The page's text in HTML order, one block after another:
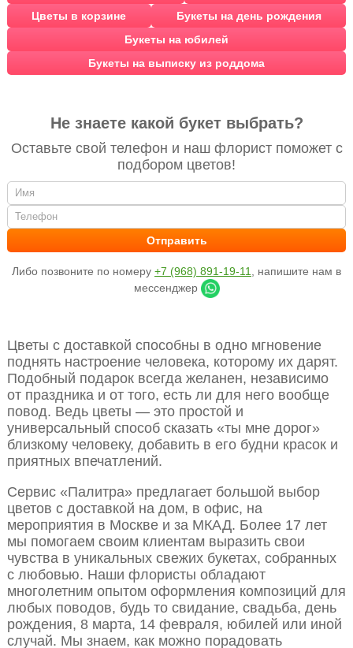
Цветы в корзине
Букеты на день рождения
Букеты на юбилей
Букеты на выписку из роддома
Не знаете какой букет выбрать?
Оставьте свой телефон и наш флорист поможет с
подбором цветов!
Либо позвоните по номеру +7 (968) 891-19-11
, напишите нам в
мессенджер
Цветы с доставкой способны в одно мгновение
поднять настроение человека, которому их дарят.
Подобный подарок всегда желанен, независимо
от праздника и от того, есть ли для него вообще
повод. Ведь цветы — это простой и
универсальный способ сказать «ты мне дорог»
близкому человеку, добавить в его будни красок и
приятных впечатлений.
Сервис «Палитра» предлагает большой выбор
цветов с доставкой на дом, в офис, на
мероприятия в Москве и за МКАД. Более 17 лет
мы помогаем своим клиентам выразить свои
чувства в уникальных свежих букетах, собранных
с любовью. Наши флористы обладают
многолетним опытом оформления композиций для
любых поводов, будь то свидание, свадьба, день
рождения, 8 марта, 14 февраля, юбилей или иной
случай. Мы знаем, как можно порадовать